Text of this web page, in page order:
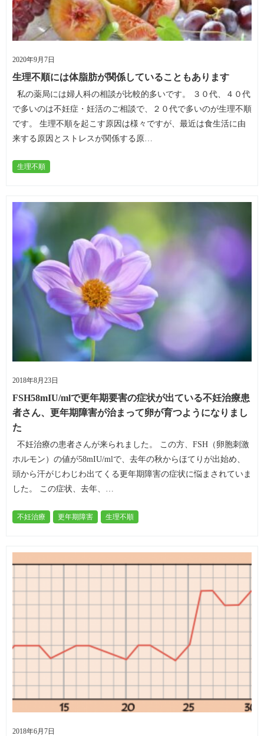
2020年9月7日
生理不順には体脂肪が関係していることもあります
私の薬局には婦人科の相談が比較的多いです。 ３０代、４０代
で多いのは不妊症・妊活のご相談で、２０代で多いのが生理不順
です。 生理不順を起こす原因は様々ですが、最近は食生活に由
来する原因とストレスが関係する原…
生理不順
2018年8月23日
FSH58mIU/mlで更年期要害の症状が出ている不妊治療患
者さん、更年期障害が治まって卵が育つようになりまし
た
不妊治療の患者さんが来られました。 この方、FSH（卵胞刺激
ホルモン）の値が58mIU/mlで、去年の秋からほてりが出始め、
頭から汗がじわじわ出てくる更年期障害の症状に悩まされていま
した。 この症状、去年、…
不妊治療 更年期障害 生理不順
2018年6月7日